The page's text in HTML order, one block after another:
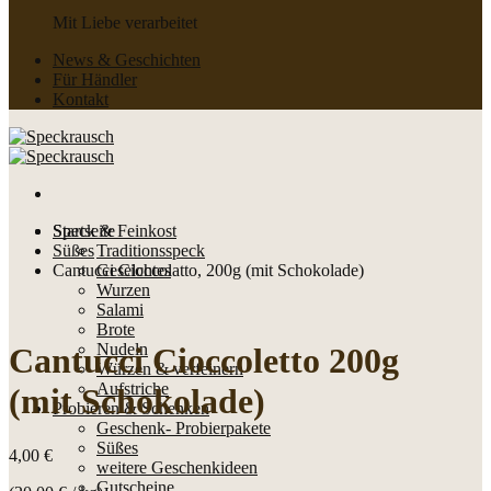
Mit Liebe verarbeitet
News & Geschichten
Für Händler
Kontakt
Speck & Feinkost
Traditionsspeck
Geselchtes
Wurzen
Salami
Brote
Nudeln
Würzen & verfeinern
Aufstriche
Probieren & Schenken
Geschenk- Probierpakete
Süßes
weitere Geschenkideen
Gutscheine
Startseite
Süßes
Cantucci Cioccolatto, 200g (mit Schokolade)
Cantucci Cioccoletto 200g
(mit Schokolade)
4,00 €